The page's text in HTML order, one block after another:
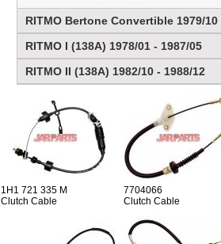
RITMO Bertone Convertible 1979/10
RITMO I (138A) 1978/01 - 1987/05
RITMO II (138A) 1982/10 - 1988/12
1H1 721 335 M
Clutch Cable
7704066
Clutch Cable